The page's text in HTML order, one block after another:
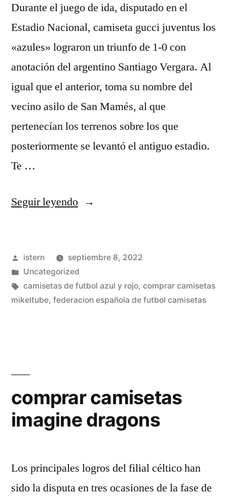
Durante el juego de ida, disputado en el
Estadio Nacional, camiseta gucci juventus los
«azules» lograron un triunfo de 1-0 con
anotación del argentino Santiago Vergara. Al
igual que el anterior, toma su nombre del
vecino asilo de San Mamés, al que
pertenecían los terrenos sobre los que
posteriormente se levantó el antiguo estadio.
Te …
Seguir leyendo«camisetas
Publicado
por
istern
septiembre 8, 2022
Publicado
en
Uncategorized
Etiquetas:
camisetas de futbol azul y rojo, comprar camisetas
mikeltube, federacion española de futbol camisetas
comprar camisetas
imagine dragons
Los principales logros del filial céltico han
sido la disputa en tres ocasiones de la fase de